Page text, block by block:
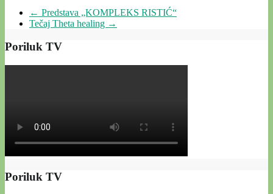
← Predstava „KOMPLEKS RISTIĆ“
Tečaj Theta healing →
Poriluk TV
Poriluk TV